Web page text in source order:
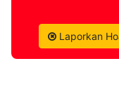
Laporkan